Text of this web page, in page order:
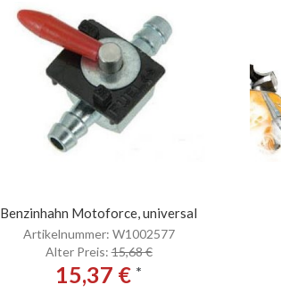
Benzinhahn Motoforce, universal
Artikelnummer: W1002577
Alter Preis:15,68 €
15,37 € *